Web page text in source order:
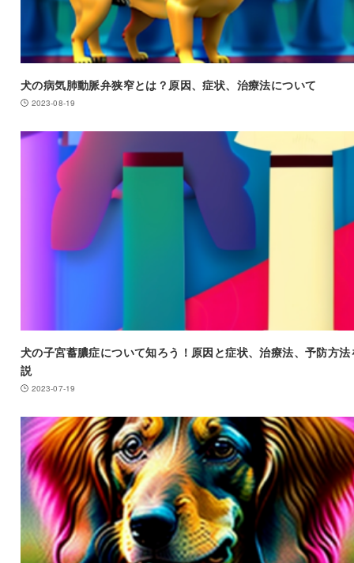
犬の病気肺動脈弁狭窄とは？原因、症状、治療法について
2023-08-19
犬の子宮蓄膿症について知ろう！原因と症状、治療法、予防方法
説
2023-07-19